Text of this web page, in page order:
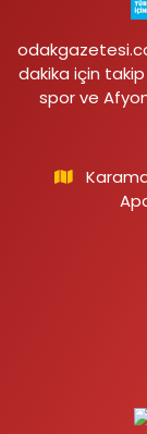
dakika için
spor ve